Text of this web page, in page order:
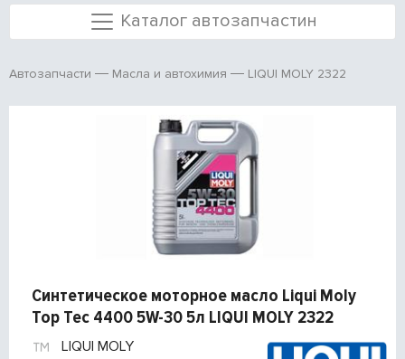
Каталог автозапчастин
Автозапчасти Масла и автохимия LIQUI MOLY 2322
Синтетическое моторное масло Liqui Moly
Top Tec 4400 5W-30 5л LIQUI MOLY 2322
LIQUI MOLY